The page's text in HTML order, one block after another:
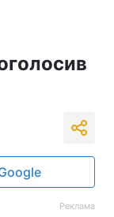
Реклама